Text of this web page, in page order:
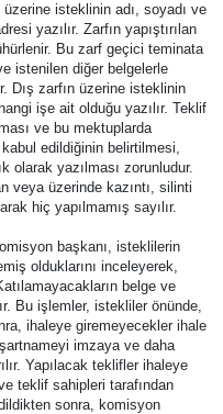
isteklinin adı, soyadı ve
yazılır. Zarfın yapıştırılan
Bu zarf geçici teminata
istenilen diğer belgelerle
Dış zarfın üzerine isteklinin
işe ait olduğu yazılır. Teklif
ve bu mektuplarda
edildiğinin belirtilmesi,
olarak yazılması zorunludur.
veya üzerinde kazıntı, silinti
hiç yapılmamış sayılır.
başkanı, isteklilerin
olduklarını inceleyerek,
belge ve
Bu işlemler, istekliler önünde,
ihaleye giremeyecekler ihale
imzaya ve daha
Yapılacak teklifler ihaleye
teklif sahipleri tarafından
sonra, komisyon